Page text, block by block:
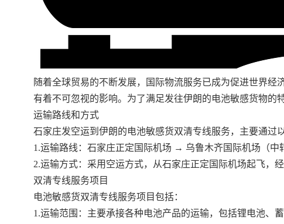
随着全球贸易的不断发展，国际物流服务已成为促进世界
有着不可忽视的影响。为了满足发往伊朗的电池敏感货物的
运输路线和方式
石家庄发空运到伊朗的电池敏感货双清专线服务，主要通过
1.运输路线：石家庄正定国际机场 → 乌鲁木齐国际机场（
2.运输方式：采用空运方式，从石家庄正定国际机场起飞，
双清专线服务项目
电池敏感货双清专线服务项目包括：
1.运输范围：主要承接各种电池产品的运输，包括锂电池、蓄